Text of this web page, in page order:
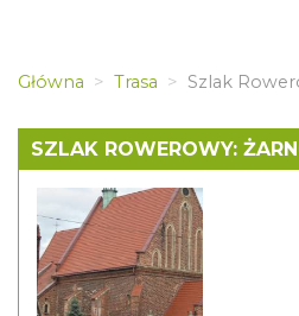
Główna Trasa Szlak
SZLAK ROWEROWY: